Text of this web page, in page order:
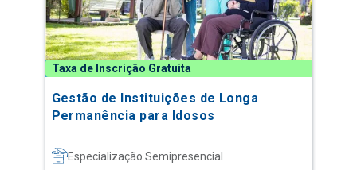
Taxa de Inscrição Gratuita
Gestão de Instituições de Longa
Permanência para Idosos
Especialização Semipresencial